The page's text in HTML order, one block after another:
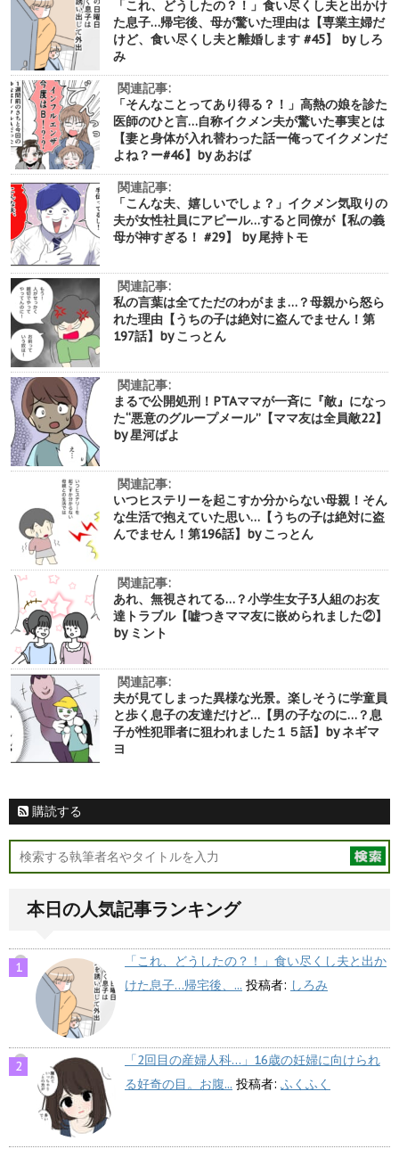
「これ、どうしたの？！」食い尽くし夫と出かけ
た息子…帰宅後、母が驚いた理由は【専業主婦だ
けど、食い尽くし夫と離婚します #45】 by しろ
み
関連記事:
「そんなことってあり得る？！」高熱の娘を診た
医師のひと言…自称イクメン夫が驚いた事実とは
【妻と身体が入れ替わった話ー俺ってイクメンだ
よね？ー#46】by あおば
関連記事:
「こんな夫、嬉しいでしょ？」イクメン気取りの
夫が女性社員にアピール…すると同僚が【私の義
母が神すぎる！ #29】 by 尾持トモ
関連記事:
私の言葉は全てただのわがまま…？母親から怒ら
れた理由【うちの子は絶対に盗んでません！第
197話】by こっとん
関連記事:
まるで公開処刑！PTAママが一斉に『敵』になっ
た“悪意のグループメール”【ママ友は全員敵22】
by 星河ばよ
関連記事:
いつヒステリーを起こすか分からない母親！そん
な生活で抱えていた思い…【うちの子は絶対に盗
んでません！第196話】by こっとん
関連記事:
あれ、無視されてる…？小学生女子3人組のお友
達トラブル【嘘つきママ友に嵌められました②】
by ミント
関連記事:
夫が見てしまった異様な光景。楽しそうに学童員
と歩く息子の友達だけど…【男の子なのに…？息
子が性犯罪者に狙われました１５話】by ネギマ
ヨ
購読する
本日の人気記事ランキング
「これ、どうしたの？！」食い尽くし夫と出か
けた息子…帰宅後、... 投稿者: しろみ
「2回目の産婦人科…」16歳の妊婦に向けられ
る好奇の目。お腹... 投稿者: ふくふく